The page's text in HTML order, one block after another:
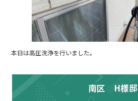
本日は高圧洗浄を行いました。
南区 H様邸